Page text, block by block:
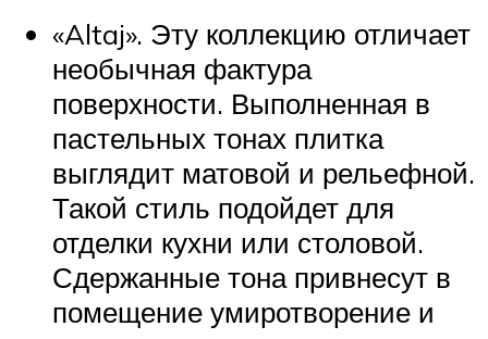
«Altaj». Эту коллекцию отличает
необычная фактура
поверхности. Выполненная в
пастельных тонах плитка
выглядит матовой и рельефной.
Такой стиль подойдет для
отделки кухни или столовой.
Сдержанные тона привнесут в
помещение умиротворение и